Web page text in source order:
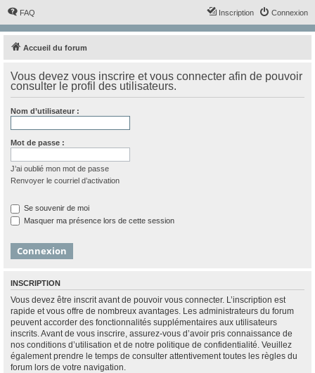
FAQ Connexion
Inscription
Accueil du forum
Vous devez vous inscrire et vous connecter afin de pouvoir
consulter le profil des utilisateurs.
Nom d’utilisateur :
Mot de passe :
J’ai oublié mon mot de passe
Renvoyer le courriel d’activation
Se souvenir de moi
Masquer ma présence lors de cette session
INSCRIPTION
Vous devez être inscrit avant de pouvoir vous connecter. L’inscription est
rapide et vous offre de nombreux avantages. Les administrateurs du forum
peuvent accorder des fonctionnalités supplémentaires aux utilisateurs
inscrits. Avant de vous inscrire, assurez-vous d’avoir pris connaissance de
nos conditions d’utilisation et de notre politique de confidentialité. Veuillez
également prendre le temps de consulter attentivement toutes les règles du
forum lors de votre navigation.